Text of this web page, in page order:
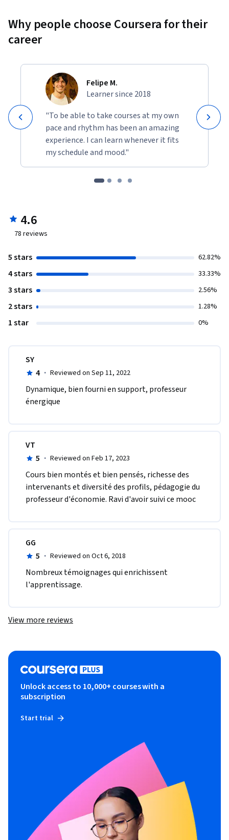
Why people choose Coursera for their
career
Felipe M.
Learner since 2018
"To be able to take courses at my own
pace and rhythm has been an amazing
experience. I can learn whenever it fits
my schedule and mood."
4.6
78 reviews
5 stars 62.82%
4 stars 33.33%
3 stars 2.56%
2 stars 1.28%
1 star 0%
SY
4 · Reviewed on Sep 11, 2022
Dynamique, bien fourni en support, professeur
énergique
VT
5 · Reviewed on Feb 17, 2023
C​ours bien montés et bien pensés, richesse des
intervenants et diversité des profils, pédagogie du
professeur d'économie. R​avi d'avoir suivi ce mooc
GG
5 · Reviewed on Oct 6, 2018
Nombreux témoignages qui enrichissent
l'apprentissage.
View more reviews
Unlock access to 10,000+ courses with a
subscription
Start trial